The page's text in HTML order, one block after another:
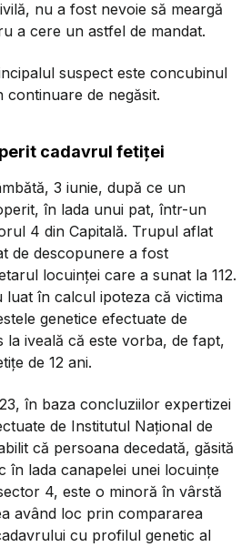
nu a fost nevoie să meargă
a cere un astfel de mandat.
suspect este concubinul
continuare de negăsit.
cadavrul fetiței
3 iunie, după ce un
în lada unui pat, într-un
4 din Capitală. Trupul aflat
de descopunere a fost
locuinței care a sunat la 112.
luat în calcul ipoteza că victima
genetice efectuate de
la iveală că este vorba, de fapt,
de 12 ani.
în baza concluziilor expertizei
de Institutul Național de
că persoana decedată, găsită
în lada canapelei unei locuințe
4, este o minoră în vârstă
având loc prin compararea
cu profilul genetic al